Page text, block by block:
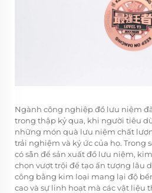
Ngành công nghiệp đồ lưu niệm
trong thập kỷ qua, khi người tiêu
những món quà lưu niệm chất
trải nghiệm và ký ức của họ. Trong
có sẵn để sản xuất đồ lưu niệm,
chọn vượt trội để tạo ấn tượng lâu
công bằng kim loại mang lại độ
cao và sự linh hoạt mà các vật liệu